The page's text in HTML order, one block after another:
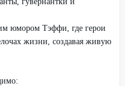
юмором Тэффи, где герои
жизни, создавая живую